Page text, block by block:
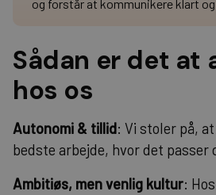
og forstår at kommunikere klart og
Sådan er det at
hos os
Autonomi & tillid: Vi stoler på,
bedste arbejde, hvor det passer
Ambitiøs, men venlig kultur: